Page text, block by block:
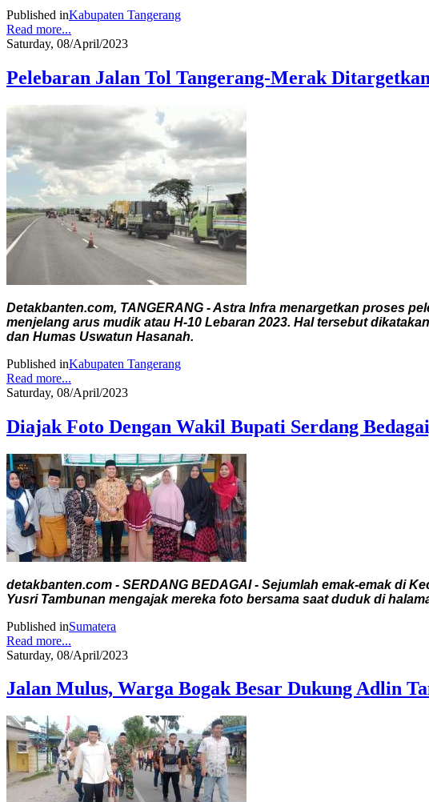
Published inKabupaten Tangerang
Read more...
Saturday, 08/April/2023
Pelebaran Jalan Tol Tangerang-Merak
Detakbanten.com, TANGERANG - Astra Infra menargetkan proses
menjelang arus mudik atau H-10 Lebaran 2023. Hal tersebut
dan Humas Uswatun Hasanah.
Published inKabupaten Tangerang
Read more...
Saturday, 08/April/2023
Diajak Foto Dengan Wakil Bupati Serdang
detakbanten.com - SERDANG BEDAGAI - Sejumlah emak-emak di
Yusri Tambunan mengajak mereka foto bersama saat duduk di
Published inSumatera
Read more...
Saturday, 08/April/2023
Jalan Mulus, Warga Bogak Besar Dukung Adlin